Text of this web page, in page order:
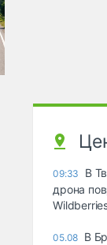
09:33
В
дрона
05.08 В